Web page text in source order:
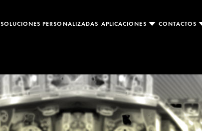
SOLUCIONES PERSONALIZADAS APLICACIONES CONTACTOS